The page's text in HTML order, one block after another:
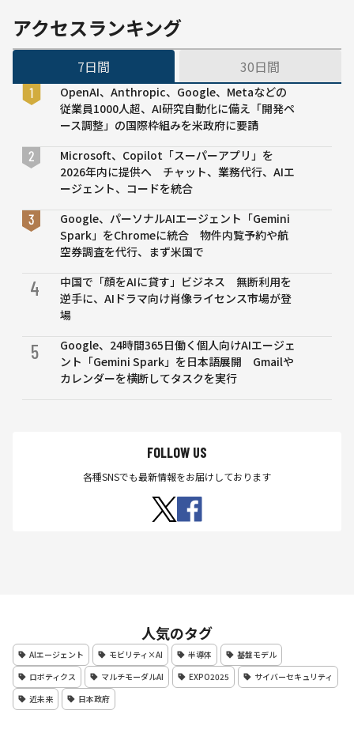
アクセスランキング
7日間 30日間
OpenAI、Anthropic、Google、Metaなどの
従業員1000人超、AI研究自動化に備え「開発ペ
ース調整」の国際枠組みを米政府に要請
Microsoft、Copilot「スーパーアプリ」を
2026年内に提供へ チャット、業務代行、AIエ
ージェント、コードを統合
Google、パーソナルAIエージェント「Gemini
Spark」をChromeに統合 物件内覧予約や航
空券調査を代行、まず米国で
4
中国で「顔をAIに貸す」ビジネス 無断利用を
逆手に、AIドラマ向け肖像ライセンス市場が登
場
5
Google、24時間365日働く個人向けAIエージェ
ント「Gemini Spark」を日本語展開 Gmailや
カレンダーを横断してタスクを実行
FOLLOW US
各種SNSでも最新情報をお届けしております
人気のタグ
AIエージェント モビリティ×AI 半導体
基盤モデル
ロボティクス
マルチモーダルAI EXPO2025
サイバーセキュリティ
近未来
日本政府